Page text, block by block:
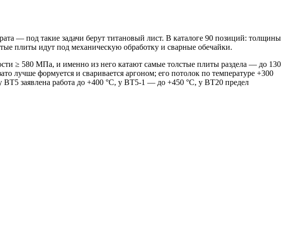
— под такие задачи берут титановый лист. В каталоге 90 позиций: толщины
плиты идут под механическую обработку и сварные обечайки.
≥ 580 МПа, и именно из него катают самые толстые плиты раздела — до 130
формуется и сваривается аргоном; его потолок по температуре +300
работа до +400 °C, у ВТ5-1 — до +450 °C, у ВТ20 предел